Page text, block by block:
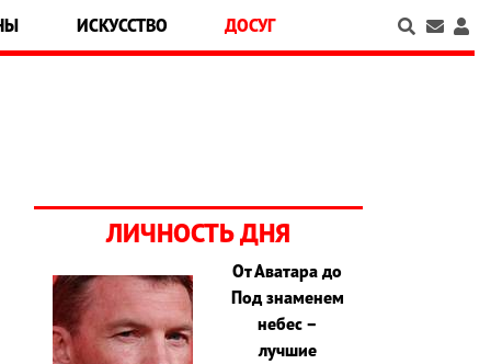
ИСКУССТВО ДОСУГ
ЛИЧНОСТЬ ДНЯ
От Аватара до
Под знаменем
небес –
лучшие